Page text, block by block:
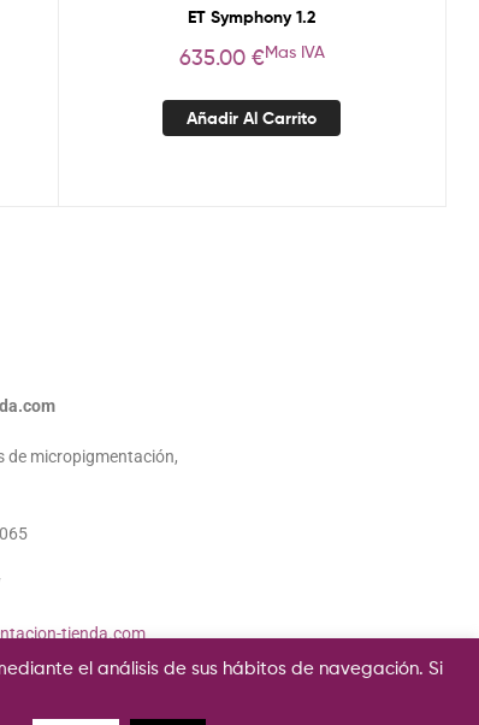
ET Symphony 1.2
635.00 €Mas IVA
Añadir Al Carrito
de micropigmentación,
tienda.com
el análisis de sus hábitos de navegación. Si